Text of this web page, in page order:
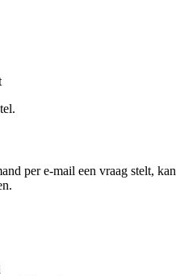
per e-mail een vraag stelt,